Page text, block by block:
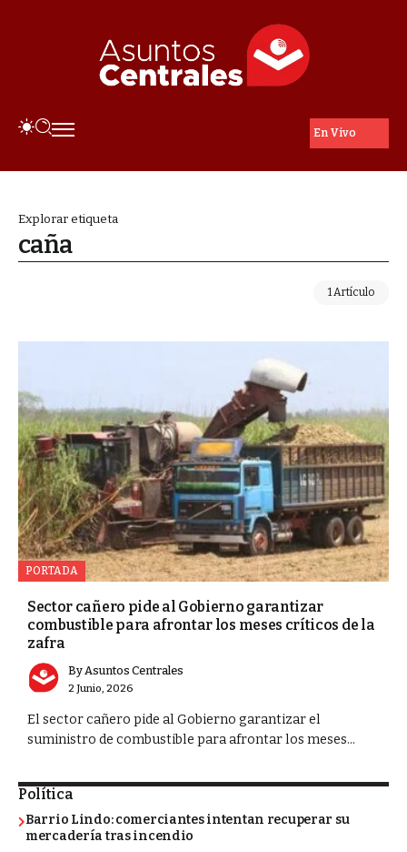
En Vivo
Explorar etiqueta
caña
1 Artículo
PORTADA
Sector cañero pide al Gobierno garantizar
combustible para afrontar los meses críticos de la
zafra
By Asuntos Centrales
2 Junio, 2026
El sector cañero pide al Gobierno garantizar el
suministro de combustible para afrontar los meses...
Política
Barrio Lindo: comerciantes intentan recuperar su
mercadería tras incendio